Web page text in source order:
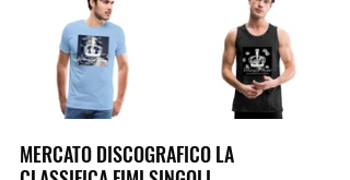
MERCATO DISCOGRAFICO LA